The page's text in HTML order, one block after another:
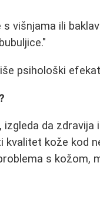
višnjama ili
psihološki
da zdravija
kože kod
s kožom,